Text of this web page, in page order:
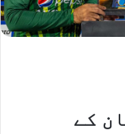
کے